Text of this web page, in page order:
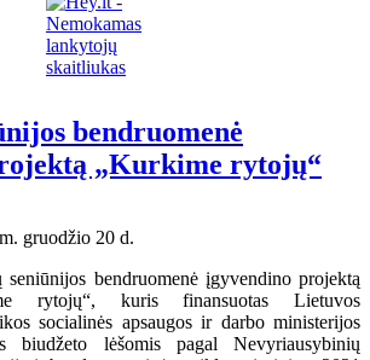
bendruomenė
„Kurkime rytojų“
gruodžio 20 d.
seniūnijos bendruomenė įgyvendino projektą
rytojų“, kuris finansuotas Lietuvos
socialinės apsaugos ir darbo ministerijos
biudžeto lėšomis pagal Nevyriausybinių